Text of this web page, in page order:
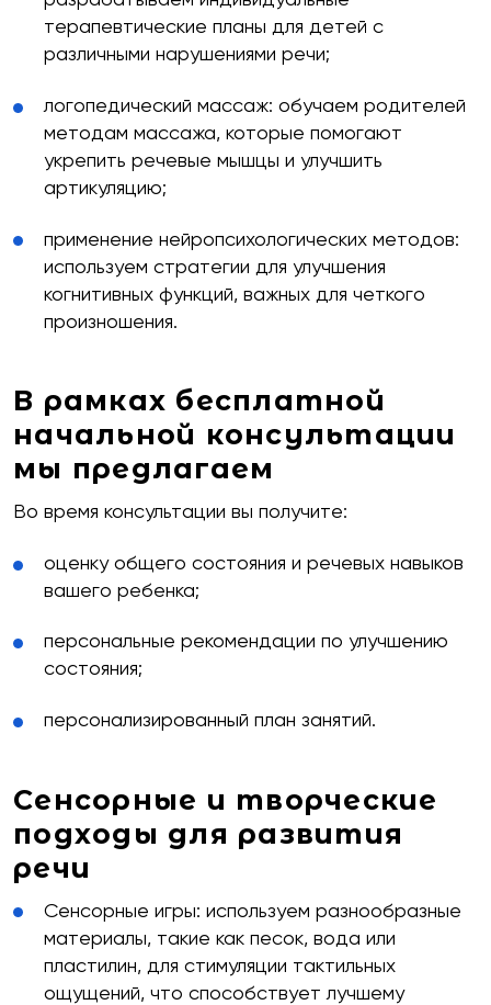
терапевтические планы для детей с
различными нарушениями речи;
логопедический массаж: обучаем родителей
методам массажа, которые помогают
укрепить речевые мышцы и улучшить
артикуляцию;
применение нейропсихологических методов:
используем стратегии для улучшения
когнитивных функций, важных для четкого
произношения.
В рамках бесплатной
начальной консультации
мы предлагаем
Во время консультации вы получите:
оценку общего состояния и речевых навыков
вашего ребенка;
персональные рекомендации по улучшению
состояния;
персонализированный план занятий.
Сенсорные и творческие
подходы для развития
речи
Сенсорные игры: используем разнообразные
материалы, такие как песок, вода или
пластилин, для стимуляции тактильных
ощущений, что способствует лучшему
бесплатную
тел.?
Telegram WhatsApp Viber
Оставить заявку